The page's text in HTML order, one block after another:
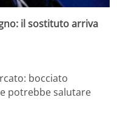
il sostituto arriva
bocciato
potrebbe salutare